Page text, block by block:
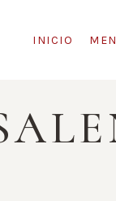
INICIO